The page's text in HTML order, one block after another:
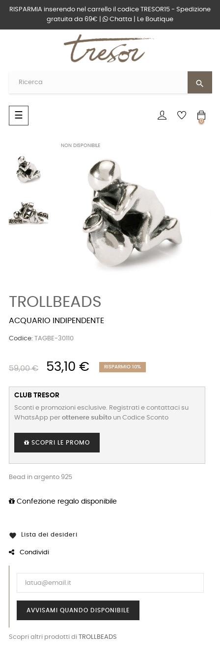
RISPARMIA inserendo nel carrello il codice TRESOR15 - Spedizione
gratuita da 69€ |
Chatta Le Boutique
search
navigazione
Toggle
☰
0
NON DISPONIBILE
TROLLBEADS
ACQUARIO INDIPENDENTE
Codice: TAGBE-30110
59,00 € 53,10 € RISPARMIO 10%
CLUB TRESOR
Sconti e promozioni esclusive. Registrati e contattaci su
WhatsApp per ottenere subito un Codice Sconto
SCOPRI LE PROMO
Bead in argento 925
Confezione regalo disponibile
 Lista dei desideri
Condividi
AVVISAMI QUANDO DISPONIBILE
Scopri altri prodotti di TROLLBEADS